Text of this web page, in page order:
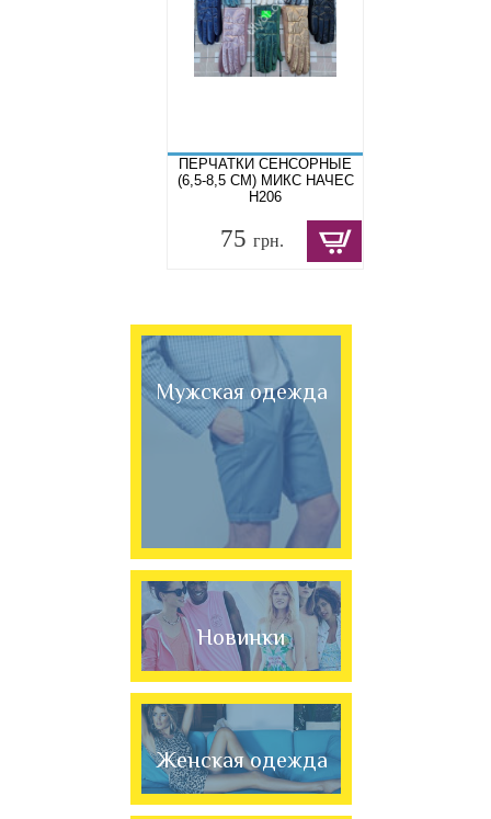
ПЕРЧАТКИ СЕНСОРНЫЕ
(6,5-8,5 СМ) МИКС НАЧЕС
Н206
75грн.
Мужская одежда
Новинки
Женская одежда